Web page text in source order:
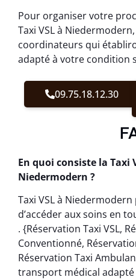
Pour organiser votre
Taxi VSL à
coordinateurs qui
adapté à votre condition
09.75.18.12.30
En quoi consiste la Taxi
Niedermodern ?
Taxi VSL à
d’accéder aux soins en
. {Réservation Taxi VSL,
Conventionné,
Réservation Taxi
transport médical